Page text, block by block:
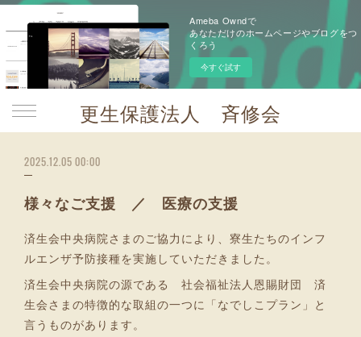
Ameba Owndで
あなただけのホームページやブログをつ
くろう
今すぐ試す
更生保護法人 斉修会
2025.12.05 00:00
様々なご支援 ／ 医療の支援
済生会中央病院さまのご協力により、寮生たちのインフ
ルエンザ予防接種を実施していただきました。
済生会中央病院の源である 社会福祉法人恩賜財団 済
生会さまの特徴的な取組の一つに「なでしこプラン」と
言うものがあります。